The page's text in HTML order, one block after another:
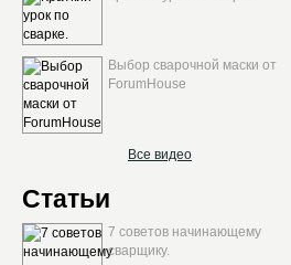
Выбор сварочной маски от
ForumHouse
Все видео
Статьи
7 советов начинающему
сварщику.